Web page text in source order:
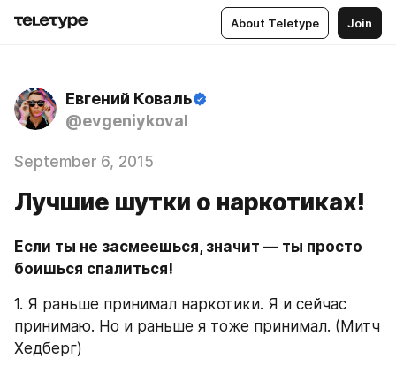
About Teletype Join
Евгений Коваль
@evgeniykoval
September 6, 2015
Лучшие шутки о наркотиках!
Если ты не засмеешься, значит — ты просто
боишься спалиться!
1. Я раньше принимал наркотики. Я и сейчас
принимаю. Но и раньше я тоже принимал. (Митч
Хедберг)